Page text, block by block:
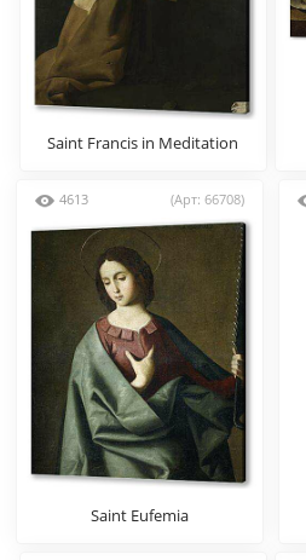
Saint Francis in Meditation
4613 (Арт: 66708)
Saint Eufemia